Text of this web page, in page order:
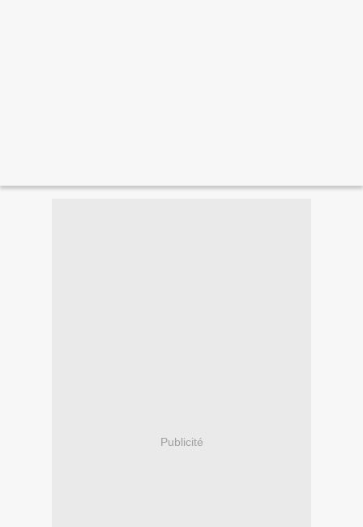
Publicité